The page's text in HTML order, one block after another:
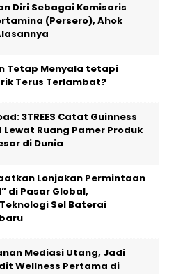
Diri Sebagai Komisaris
(Persero), Ahok
Tetap Menyala tetapi
Terus Terlambat?
3TREES Catat Guinness
Lewat Ruang Pamer Produk
di Dunia
Lonjakan Permintaan
di Pasar Global,
Sel Baterai
Mediasi Utang, Jadi
Wellness Pertama di